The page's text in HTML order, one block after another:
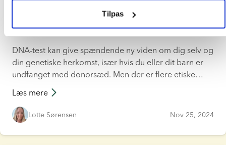
Tilpas
Hvad skal man overveje, før man tager en
kommerciel DNA-test
DNA-test kan give spændende ny viden om dig selv og
din genetiske herkomst, især hvis du eller dit barn er
undfanget med donorsæd. Men der er flere etiske
aspekter, du skal overveje.
Læs mere
Lotte Sørensen Nov 25, 2024